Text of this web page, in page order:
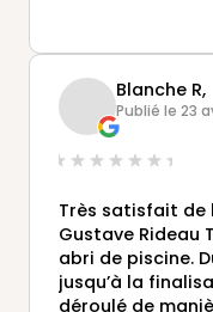
Blanche R,
Publié le 23
Très satisfait de
Gustave Rideau
abri de piscine.
jusqu’à la
déroulé de